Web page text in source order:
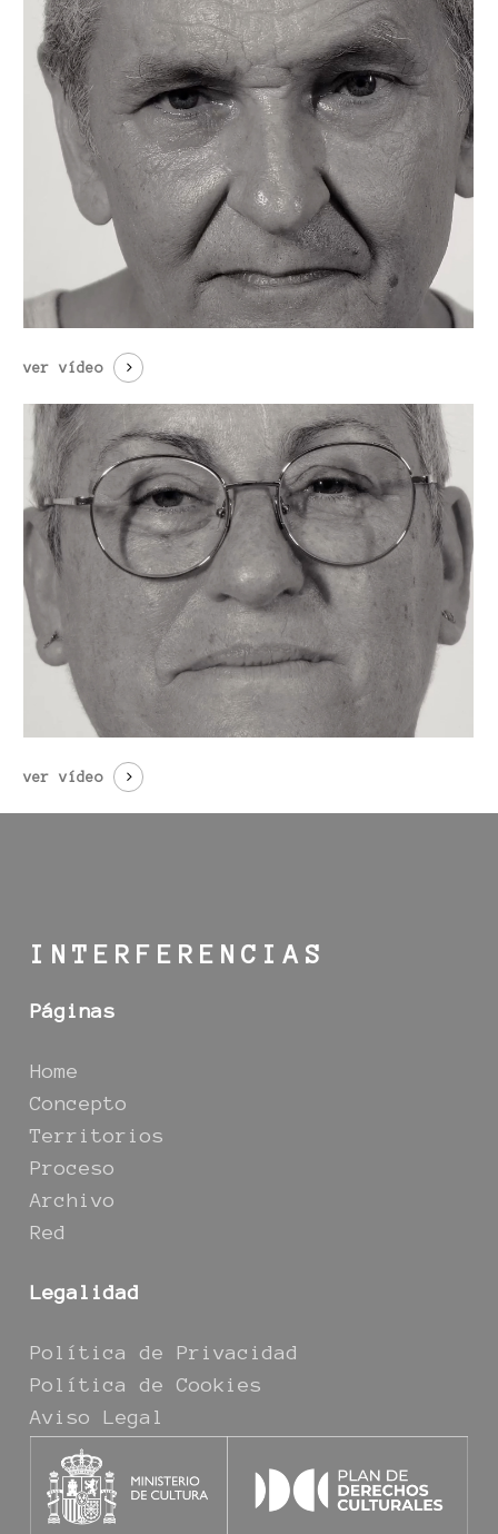
ver vídeo
ver vídeo
INTERFERENCIAS
Páginas
Home
Concepto
Territorios
Proceso
Archivo
Red
Legalidad
Política de Privacidad
Política de Cookies
Aviso Legal